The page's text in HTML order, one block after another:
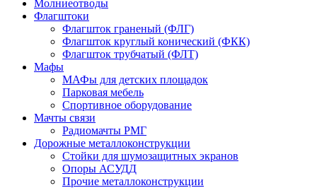
Молниеотводы
Флагштоки
Флагшток граненый (ФЛГ)
Флагшток круглый конический (ФКК)
Флагшток трубчатый (ФЛТ)
Мафы
МАФы для детских площадок
Парковая мебель
Спортивное оборудование
Мачты связи
Радиомачты РМГ
Дорожные металлоконструкции
Cтойки для шумозащитных экранов
Опоры АСУДД
Прочие металлоконструкции